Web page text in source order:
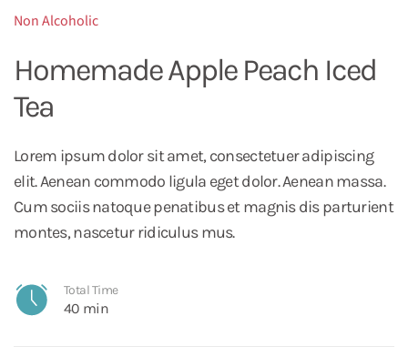
Non Alcoholic
Homemade Apple Peach Iced
Tea
Lorem ipsum dolor sit amet, consectetuer adipiscing
elit. Aenean commodo ligula eget dolor. Aenean massa.
Cum sociis natoque penatibus et magnis dis parturient
montes, nascetur ridiculus mus.
Total Time
40 min